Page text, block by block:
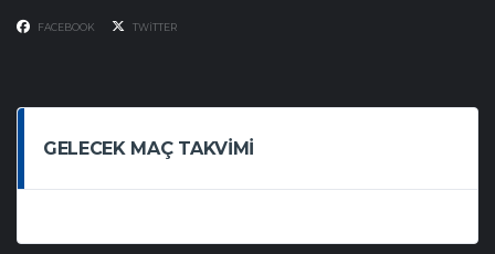
FACEBOOK TWITTER
GELECEK MAÇ TAKVIMI